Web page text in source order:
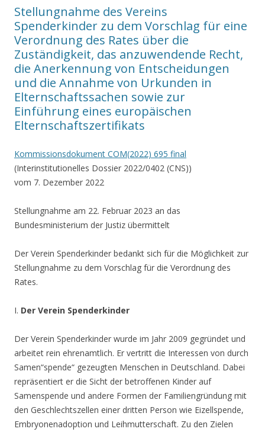
Stellungnahme des Vereins
Spenderkinder zu dem Vorschlag für eine
Verordnung des Rates über die
Zuständigkeit, das anzuwendende Recht,
die Anerkennung von Entscheidungen
und die Annahme von Urkunden in
Elternschaftssachen sowie zur
Einführung eines europäischen
Elternschaftszertifikats
Kommissionsdokument COM(2022) 695 final
(Interinstitutionelles Dossier 2022/0402 (CNS))
vom 7. Dezember 2022
Stellungnahme am 22. Februar 2023 an das
Bundesministerium der Justiz übermittelt
Der Verein Spenderkinder bedankt sich für die Möglichkeit zur
Stellungnahme zu dem Vorschlag für die Verordnung des
Rates.
I. Der Verein Spenderkinder
Der Verein Spenderkinder wurde im Jahr 2009 gegründet und
arbeitet rein ehrenamtlich. Er vertritt die Interessen von durch
Samen“spende“ gezeugten Menschen in Deutschland. Dabei
repräsentiert er die Sicht der betroffenen Kinder auf
Samenspende und andere Formen der Familiengründung mit
den Geschlechtszellen einer dritten Person wie Eizellspende,
Embryonenadoption und Leihmutterschaft. Zu den Zielen